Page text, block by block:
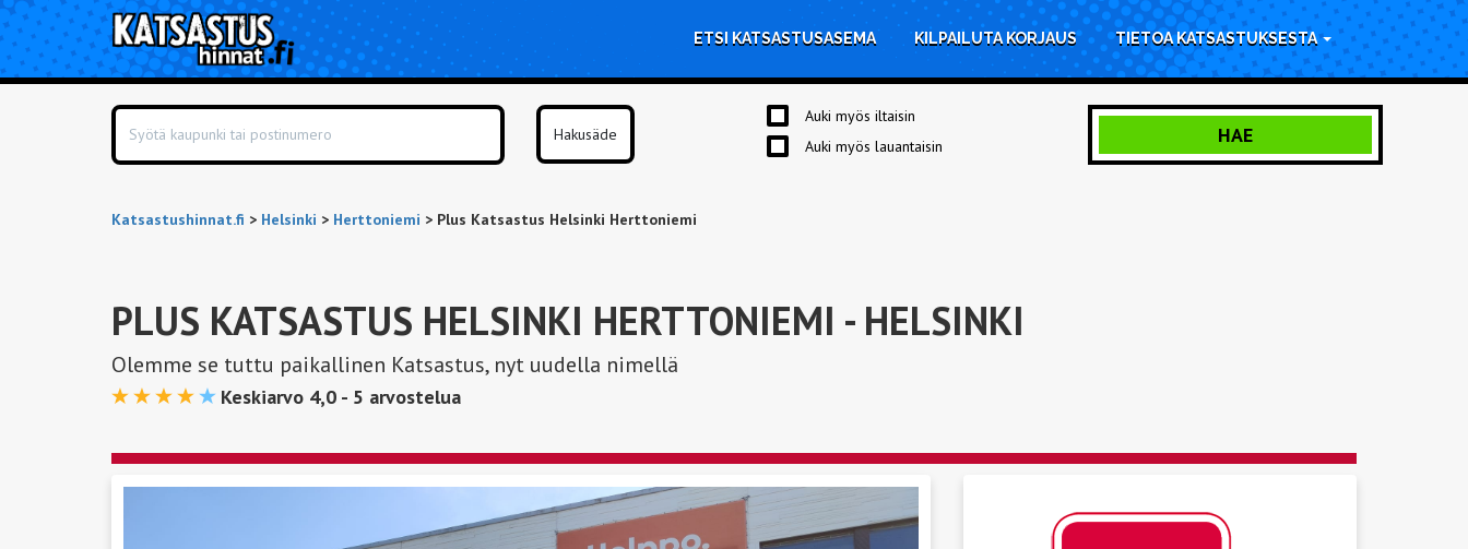
ETSI KATSASTUSASEMA KILPAILUTA KORJAUS TIETOA KATSASTUKSESTA
Auki myös iltaisin
Auki myös lauantaisin
HAE
Katsastushinnat.fi > Helsinki > Herttoniemi > Plus Katsastus Helsinki Herttoniemi
PLUS KATSASTUS HELSINKI HERTTONIEMI - HELSINKI
Olemme se tuttu paikallinen Katsastus, nyt uudella nimellä
Keskiarvo 4,0 - 5 arvostelua